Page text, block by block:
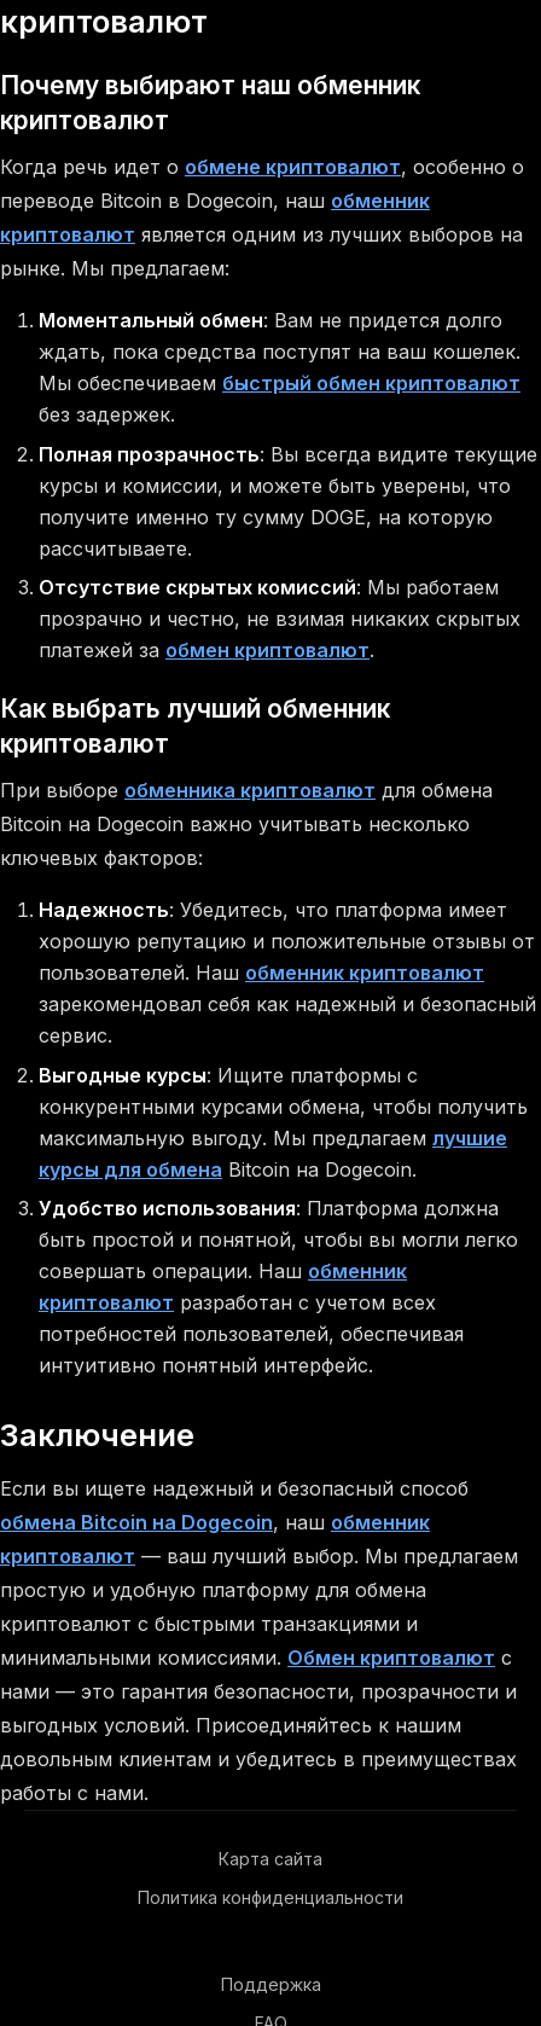
криптовалют
Почему выбирают наш обменник
криптовалют
Когда речь идет о обмене криптовалют, особенно о
переводе Bitcoin в Dogecoin, наш обменник
криптовалют является одним из лучших выборов на
рынке. Мы предлагаем:
Моментальный обмен: Вам не придется долго
ждать, пока средства поступят на ваш кошелек.
Мы обеспечиваем быстрый обмен криптовалют
без задержек.
Полная прозрачность: Вы всегда видите текущие
курсы и комиссии, и можете быть уверены, что
получите именно ту сумму DOGE, на которую
рассчитываете.
Отсутствие скрытых комиссий: Мы работаем
прозрачно и честно, не взимая никаких скрытых
платежей за обмен криптовалют.
Как выбрать лучший обменник
криптовалют
При выборе обменника криптовалют для обмена
Bitcoin на Dogecoin важно учитывать несколько
ключевых факторов:
Надежность: Убедитесь, что платформа имеет
хорошую репутацию и положительные отзывы от
пользователей. Наш обменник криптовалют
зарекомендовал себя как надежный и безопасный
сервис.
Выгодные курсы: Ищите платформы с
конкурентными курсами обмена, чтобы получить
максимальную выгоду. Мы предлагаем лучшие
курсы для обмена Bitcoin на Dogecoin.
Удобство использования: Платформа должна
быть простой и понятной, чтобы вы могли легко
совершать операции. Наш обменник
криптовалют разработан с учетом всех
потребностей пользователей, обеспечивая
интуитивно понятный интерфейс.
Заключение
Если вы ищете надежный и безопасный способ
обмена Bitcoin на Dogecoin, наш обменник
криптовалют — ваш лучший выбор. Мы предлагаем
простую и удобную платформу для обмена
криптовалют с быстрыми транзакциями и
минимальными комиссиями. Обмен криптовалют с
нами — это гарантия безопасности, прозрачности и
выгодных условий. Присоединяйтесь к нашим
довольным клиентам и убедитесь в преимуществах
работы с нами.
Карта сайта
Политика конфиденциальности
Поддержка